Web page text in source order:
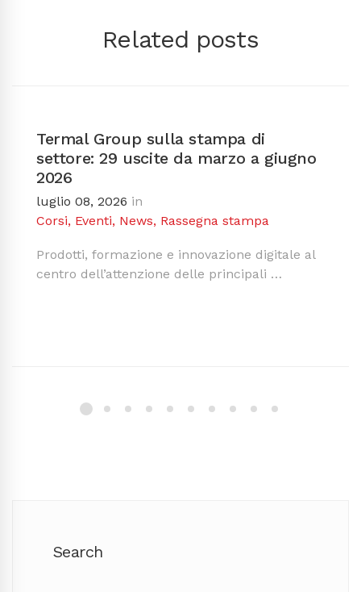
Related posts
Termal Group sulla stampa di
settore: 29 uscite da marzo a giugno
2026
luglio 08, 2026 in
Corsi, Eventi, News, Rassegna stampa
Prodotti, formazione e innovazione digitale al
centro dell’attenzione delle principali …
Search